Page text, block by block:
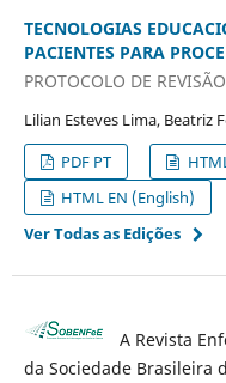
TECNOLOGIAS
PACIENTES PARA
PROTOCOLO DE
Lilian Esteves Lima, Beatriz
PDF PT
HTML EN (English)
Ver Todas as Edições
A Revista
da Sociedade Brasileira